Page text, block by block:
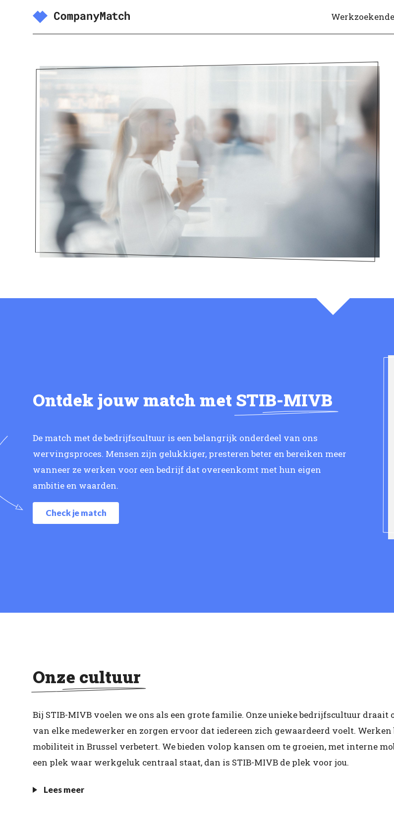
Ontdek jouw match met STIB-MIVB
De match met de bedrijfscultuur is een belangrijk onderdeel van ons
wervingsproces. Mensen zijn gelukkiger, presteren beter en bereiken meer
wanneer ze werken voor een bedrijf dat overeenkomt met hun eigen
ambitie en waarden.
Check je match
Onze cultuur
Bij STIB-MIVB voelen we ons als een grote familie. Onze unieke bedrijfscultuur
van elke medewerker en zorgen ervoor dat iedereen zich gewaardeerd voelt.
mobiliteit in Brussel verbetert. We bieden volop kansen om te groeien, met interne
een plek waar werkgeluk centraal staat, dan is STIB-MIVB de plek voor jou.
Lees meer